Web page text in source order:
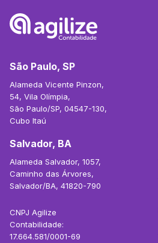
São Paulo, SP
Alameda Vicente Pinzon,
54, Vila Olímpia,
São Paulo/SP, 04547-130,
Cubo Itaú
Salvador, BA
Alameda Salvador, 1057,
Caminho das Árvores,
Salvador/BA, 41820-790
CNPJ Agilize
Contabilidade:
17.664.581/0001-69